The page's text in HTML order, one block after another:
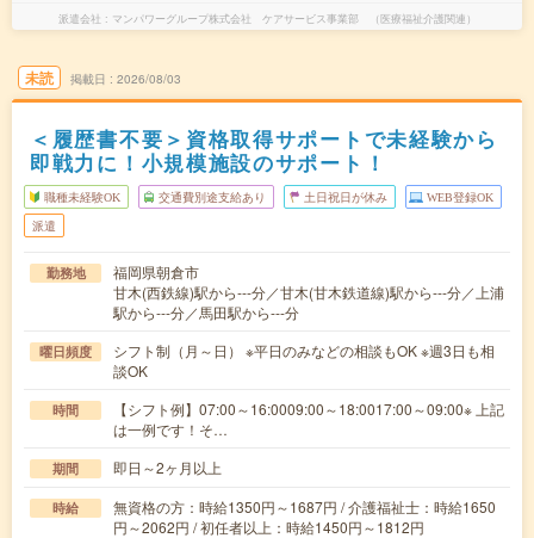
派遣会社 マンパワーグループ株式会社 ケアサービス事業部 （医療福祉介護関連）
未読 掲載日 2026/08/03
＜履歴書不要＞資格取得サポートで未経験から
即戦力に！小規模施設のサポート！
職種未経験OK 交通費別途支給あり 土日祝日が休み WEB登録OK
派遣
勤務地
福岡県朝倉市
甘木(西鉄線)駅から---分／甘木(甘木鉄道線)駅から---分／上浦
駅から---分／馬田駅から---分
曜日頻度
シフト制（月～日） ※平日のみなどの相談もOK ※週3日も相
談OK
時間
【シフト例】07:00～16:0009:00～18:0017:00～09:00※ 上記
は一例です！そ…
期間 即日～2ヶ月以上
時給
無資格の方：時給1350円～1687円 / 介護福祉士：時給1650
円～2062円 / 初任者以上：時給1450円～1812円